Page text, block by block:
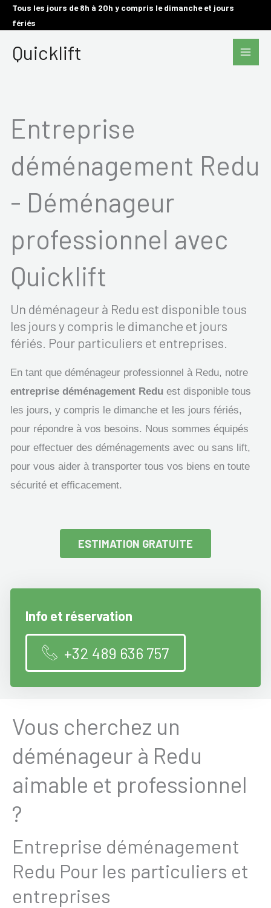
AllerTous les jours de 8h à 20h y compris le dimanche et jours
fériés
Quicklift
Main
Entreprise
déménagement Redu
- Déménageur
professionnel avec
Quicklift
Un déménageur à Redu est disponible tous
les jours y compris le dimanche et jours
fériés. Pour particuliers et entreprises.
En tant que déménageur professionnel à Redu, notre
entreprise déménagement Redu est disponible tous
les jours, y compris le dimanche et les jours fériés,
pour répondre à vos besoins. Nous sommes équipés
pour effectuer des déménagements avec ou sans lift,
pour vous aider à transporter tous vos biens en toute
sécurité et efficacement.
ESTIMATION GRATUITE
Info et réservation
+32 489 636 757
Vous cherchez un
déménageur à Redu
aimable et professionnel
?
Entreprise déménagement
Redu Pour les particuliers et
entreprises